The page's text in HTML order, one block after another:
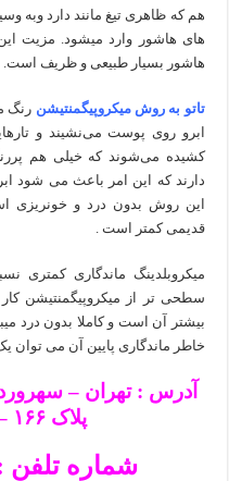
هم که ظاهری تیغ مانند دارد
های هاشور وارد میشود. مزیت
هاشور بسیار طبیعی و ظریف است.
تاتو به روش میکروپیگمنتیشن رنگ
ابرو روی پوست می‌نشیند و
کشیده می‌شوند که خیلی هم
دارند که این امر باعث می شود
این روش بدون درد و خونریزی
قدیمی کمتر است .
میکروبلدینگ ماندگاری کمتری
سطحی تر از میکروپیگمنتیشن
بیشتر آن است و کاملا بدون درد
خاطر ماندگاری پایین آن می توان
آدرس : تهران –
پلاک ۱۶۶ – طبقه همکف
شماره تلفن :